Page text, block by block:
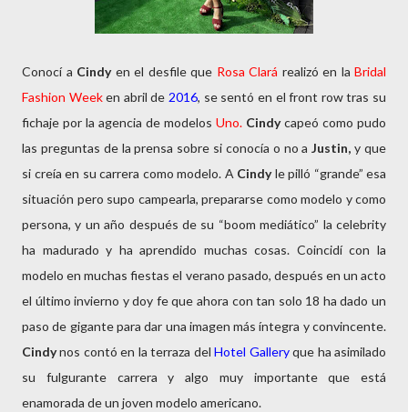
Conocí a Cindyen el desfile que Rosa Clará realizó en la Bridal
Fashion Weeken abril de 2016, se sentó en el front row tras su
fichaje por la agencia de modelos Uno. Cindycapeó como pudo
las preguntas de la prensa sobre si conocía o no aJustin, y que
si creía en su carrera como modelo. A Cindyle pilló “grande” esa
situación pero supo campearla, prepararse como modelo y como
persona, y un año después de su “boom mediático” la celebrity
ha madurado y ha aprendido muchas cosas. Coincidí con la
modelo en muchas fiestas el verano pasado, después en un acto
el último invierno y doy fe que ahora con tan solo 18 ha dado un
paso de gigante para dar una imagen más íntegra y convincente.
Cindynos contó en la terraza delHotel Galleryque ha asimilado
su fulgurante carrera y algo muy importante que está
enamorada de un joven modelo americano.